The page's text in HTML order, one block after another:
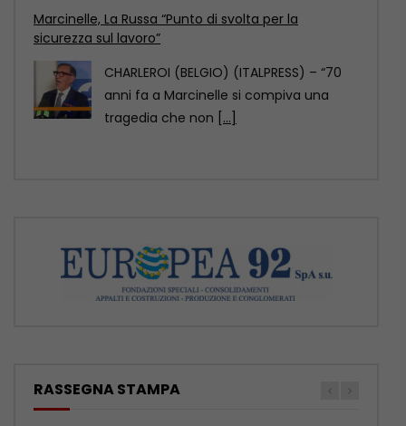
Marcinelle, La Russa “Punto di svolta per la
sicurezza sul lavoro”
CHARLEROI (BELGIO) (ITALPRESS) – “70
anni fa a Marcinelle si compiva una
tragedia che non [...]
RASSEGNA STAMPA